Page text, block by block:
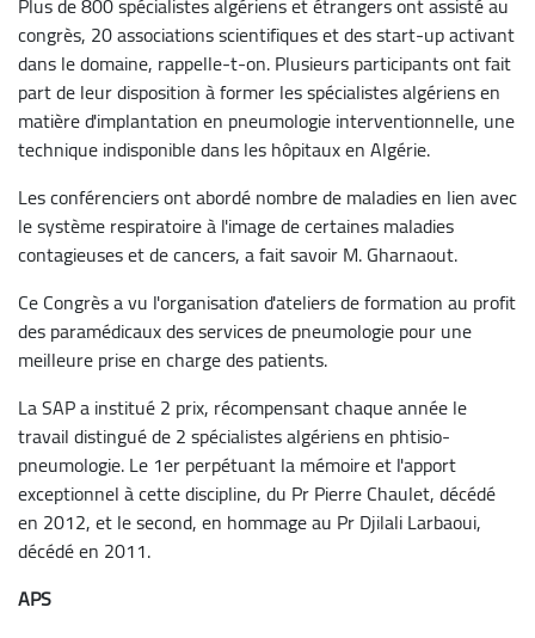
congrès, 20 associations scientifiques et des start-up activant
dans le domaine, rappelle-t-on. Plusieurs participants ont fait
part de leur disposition à former les spécialistes algériens en
matière d'implantation en pneumologie interventionnelle, une
technique indisponible dans les hôpitaux en Algérie.
Les conférenciers ont abordé nombre de maladies en lien avec
le système respiratoire à l'image de certaines maladies
contagieuses et de cancers, a fait savoir M. Gharnaout.
Ce Congrès a vu l'organisation d'ateliers de formation au profit
des paramédicaux des services de pneumologie pour une
meilleure prise en charge des patients.
La SAP a institué 2 prix, récompensant chaque année le
travail distingué de 2 spécialistes algériens en phtisio-
pneumologie. Le 1er perpétuant la mémoire et l'apport
exceptionnel à cette discipline, du Pr Pierre Chaulet, décédé
en 2012, et le second, en hommage au Pr Djilali Larbaoui,
décédé en 2011.
APS